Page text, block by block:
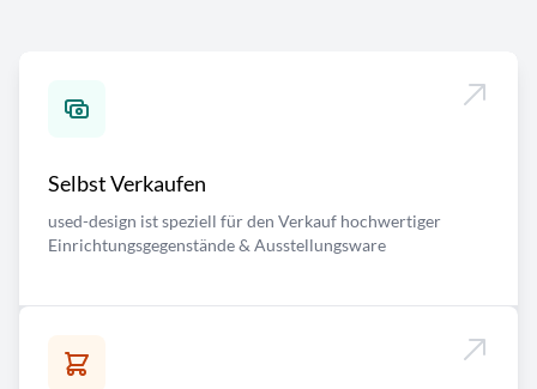
Selbst Verkaufen
used-design ist speziell für den Verkauf hochwertiger
Einrichtungsgegenstände & Ausstellungsware